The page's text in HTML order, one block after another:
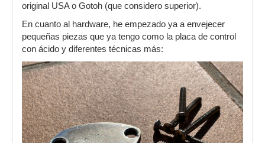
original USA o Gotoh (que considero superior).
En cuanto al hardware, he empezado ya a envejecer
pequeñas piezas que ya tengo como la placa de control
con ácido y diferentes técnicas más: